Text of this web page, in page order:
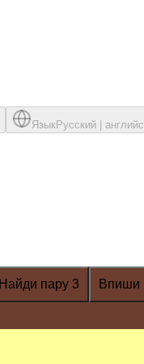
ЯзыкРусский
Найди пару 3 Впиши